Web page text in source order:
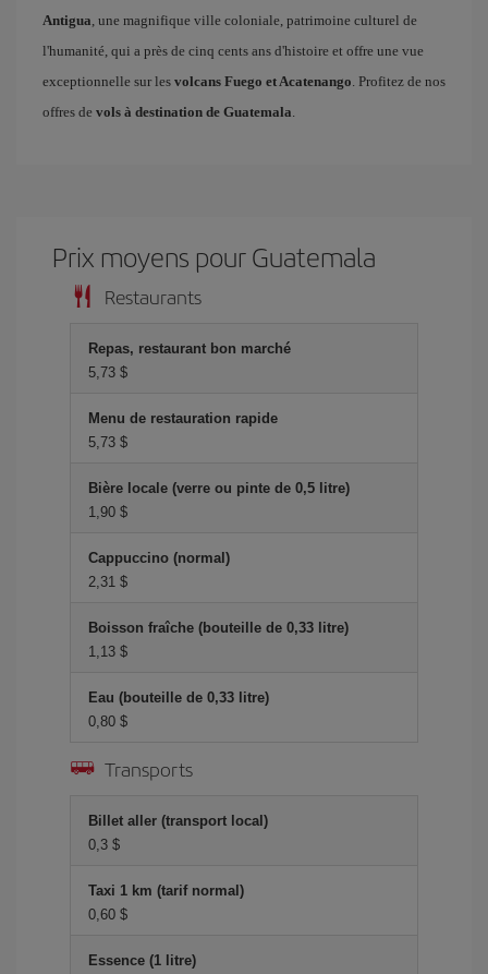
Antigua, une magnifique ville coloniale, patrimoine culturel de
l'humanité, qui a près de cinq cents ans d'histoire et offre une vue
exceptionnelle sur les volcans Fuego et Acatenango. Profitez de nos
offres de vols à destination de Guatemala.
Prix ​​moyens pour Guatemala
Restaurants
Repas, restaurant bon marché
5,73 $
Menu de restauration rapide
5,73 $
Bière locale (verre ou pinte de 0,5 litre)
1,90 $
Cappuccino (normal)
2,31 $
Boisson fraîche (bouteille de 0,33 litre)
1,13 $
Eau (bouteille de 0,33 litre)
0,80 $
Transports
Billet aller (transport local)
0,3 $
Taxi 1 km (tarif normal)
0,60 $
Essence (1 litre)